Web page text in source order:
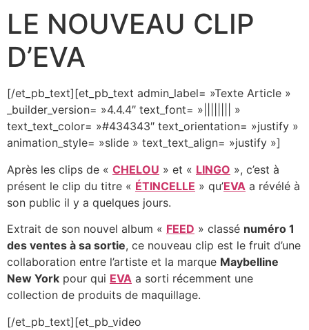
LE NOUVEAU CLIP
D’EVA
[/et_pb_text][et_pb_text admin_label= »Texte Article »
_builder_version= »4.4.4″ text_font= »|||||||| »
text_text_color= »#434343″ text_orientation= »justify »
animation_style= »slide » text_text_align= »justify »]
Après les clips de « CHELOU » et « LINGO », c’est à
présent le clip du titre « ÉTINCELLE » qu’EVA a révélé à
son public il y a quelques jours.
Extrait de son nouvel album « FEED » classé numéro 1
des ventes à sa sortie, ce nouveau clip est le fruit d’une
collaboration entre l’artiste et la marque Maybelline
New York pour qui EVA a sorti récemment une
collection de produits de maquillage.
[/et_pb_text][et_pb_video